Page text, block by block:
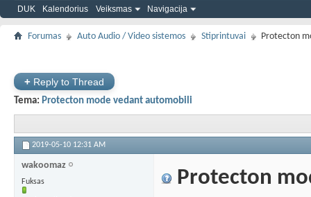
DUK Kalendorius Veiksmas Navigacija
Forumas Auto Audio / Video sistemos Stiprintuvai Protecton
+ Reply to Thread
Tema: Protecton mode vedant automobili
2019-05-10 12:31 AM
wakoomaz
Fuksas Protecton